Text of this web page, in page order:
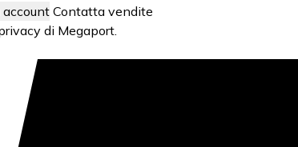
account Contatta vendite
di Megaport.